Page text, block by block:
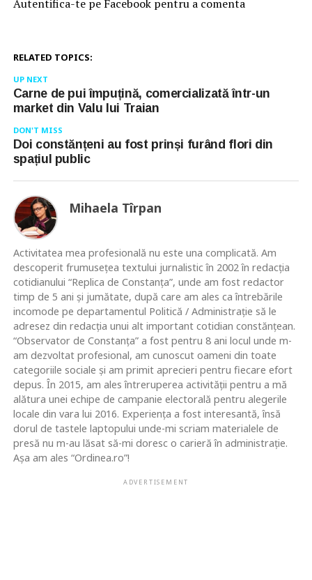
Autentifica-te pe Facebook pentru a comenta
RELATED TOPICS:
UP NEXT
Carne de pui împuțină, comercializată într-un
market din Valu lui Traian
DON'T MISS
Doi constănțeni au fost prinși furând flori din
spațiul public
Mihaela Tîrpan
Activitatea mea profesională nu este una complicată. Am
descoperit frumusețea textului jurnalistic în 2002 în redacția
cotidianului “Replica de Constanța”, unde am fost redactor
timp de 5 ani și jumătate, după care am ales ca întrebările
incomode pe departamentul Politică / Administrație să le
adresez din redacția unui alt important cotidian constănțean.
“Observator de Constanța” a fost pentru 8 ani locul unde m-
am dezvoltat profesional, am cunoscut oameni din toate
categoriile sociale și am primit aprecieri pentru fiecare efort
depus. În 2015, am ales întreruperea activității pentru a mă
alătura unei echipe de campanie electorală pentru alegerile
locale din vara lui 2016. Experiența a fost interesantă, însă
dorul de tastele laptopului unde-mi scriam materialele de
presă nu m-au lăsat să-mi doresc o carieră în administrație.
Așa am ales “Ordinea.ro”!
ADVERTISEMENT